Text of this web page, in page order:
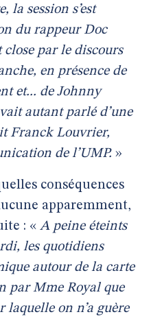
la session s’est
du rappeur Doc
close par le discours
en présence de
et... de Johnny
autant parlé d’une
Franck Louvrier,
de l’UMP. »
conséquences
apparemment,
: « A peine éteints
les quotidiens
autour de la carte
par Mme Royal que
laquelle on n’a guère